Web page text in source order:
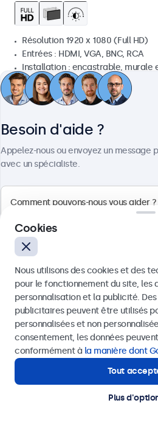
Résolution 1920 x 1080 (Full HD)
Entrées : HDMI, VGA, BNC, RCA
Installation : encastrable, murale
Dimensions : 560 x 337 x 41 mm
€ 499,00
Voir
Écran 27 Pouces en Métal
Référence :27HD7M
Besoin d'aide ?
Appelez-nous ou envoyez un message
avec un spécialiste.
Envoyer
Ou appelez-nous au03
Contactez nos spécialistes.
Cookies
Nous utilisons des cookies et des
pour le fonctionnement du site, les
personnalisation et la publicité.
publicitaires peuvent être utilisés
personnalisées et non
consentement, les données
conformément à la manière dont
Tout
Plus